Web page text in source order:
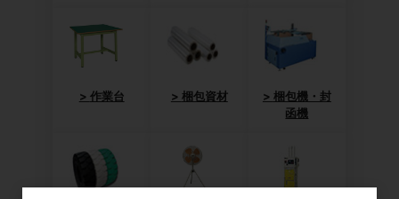
作業台 梱包資材
梱包機・封
函機